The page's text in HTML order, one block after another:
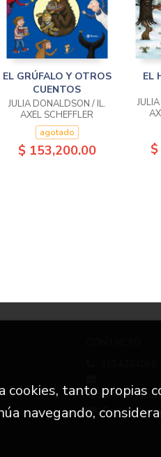
EL GRÚFALO Y OTROS
CUENTOS
JULIA DONALDSON / IL.
AXEL SCHEFFLER
agotado
$ 153,200.00
EL
Formulario
cookies, tanto propias
navegando,